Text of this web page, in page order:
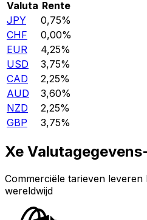
Valuta Rente
JPY
0,75%
CHF
0,00%
EUR
4,25%
USD
3,75%
CAD
2,25%
AUD
3,60%
NZD
2,25%
GBP
3,75%
Xe
Commerciële tarieven leveren
wereldwijd